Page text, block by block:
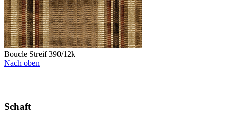
Boucle Streif 390/12k
Nach oben
Schaft